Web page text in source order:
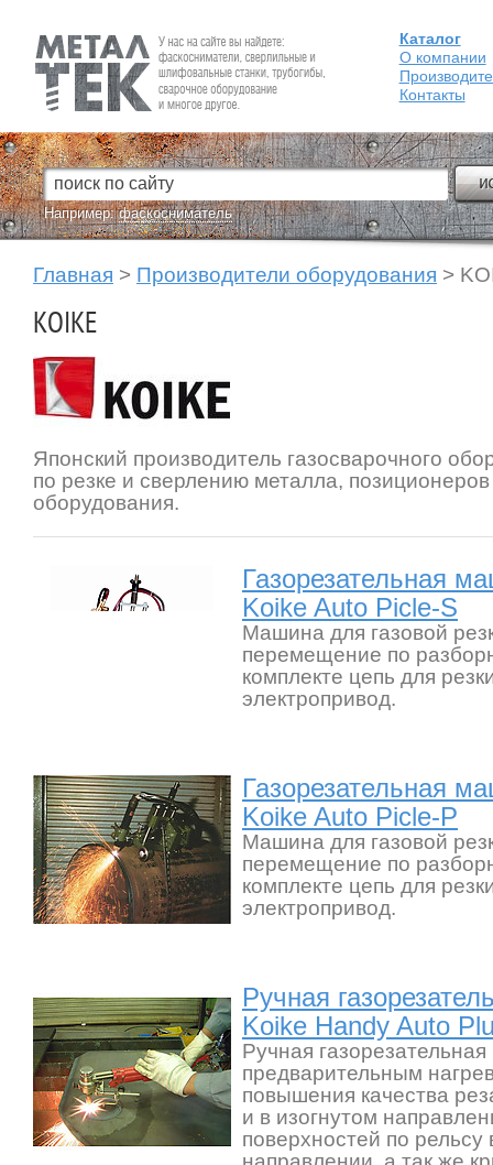
Fein — Профессиональный электроинструмент для обработки
металла.
Каталог
О компании
Контакты
Например:фаскосниматель
Главная > Производители оборудования >
KOIKE
Японский производитель газосварочного
по резке и сверлению металла, позиционеров
оборудования.
Газорезательная
Koike Auto Picle-S
Машина для газовой
перемещение по
комплекте цепь для
электропривод.
Газорезательная
Koike Auto Picle-P
Машина для газовой
перемещение по
комплекте цепь для
электропривод.
Ручная
Koike Handy Auto
Ручная
предварительным
повышения качества
и в изогнутом
поверхностей по рельсу